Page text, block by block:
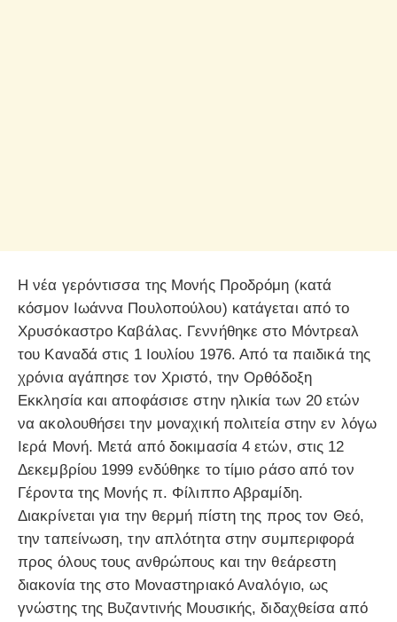
Η νέα γερόντισσα της Μονής Προδρόμη (κατά
κόσμον Ιωάννα Πουλοπούλου) κατάγεται από το
Χρυσόκαστρο Καβάλας. Γεννήθηκε στο Μόντρεαλ
του Καναδά στις 1 Ιουλίου 1976. Από τα παιδικά της
χρόνια αγάπησε τον Χριστό, την Ορθόδοξη
Εκκλησία και αποφάσισε στην ηλικία των 20 ετών
να ακολουθήσει την μοναχική πολιτεία στην εν λόγω
Ιερά Μονή. Μετά από δοκιμασία 4 ετών, στις 12
Δεκεμβρίου 1999 ενδύθηκε το τίμιο ράσο από τον
Γέροντα της Μονής π. Φίλιππο Αβραμίδη.
Διακρίνεται για την θερμή πίστη της προς τον Θεό,
την ταπείνωση, την απλότητα στην συμπεριφορά
προς όλους τους ανθρώπους και την θεάρεστη
διακονία της στο Μοναστηριακό Αναλόγιο, ως
γνώστης της Βυζαντινής Μουσικής, διδαχθείσα από